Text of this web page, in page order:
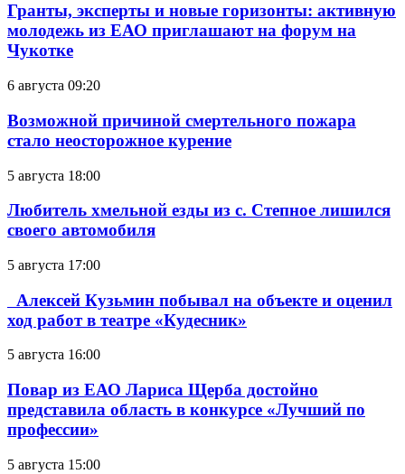
Гранты, эксперты и новые горизонты: активную
молодежь из ЕАО приглашают на форум на
Чукотке
6 августа 09:20
Возможной причиной смертельного пожара
стало неосторожное курение
5 августа 18:00
Любитель хмельной езды из с. Степное лишился
своего автомобиля
5 августа 17:00
Алексей Кузьмин побывал на объекте и оценил
ход работ в театре «Кудесник»
5 августа 16:00
Повар из ЕАО Лариса Щерба достойно
представила область в конкурсе «Лучший по
профессии»
5 августа 15:00